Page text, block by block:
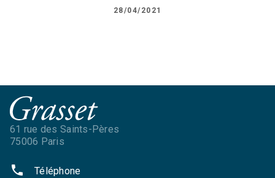
28/04/2021
61 rue des Saints-Pères
75006 Paris
phone Téléphone